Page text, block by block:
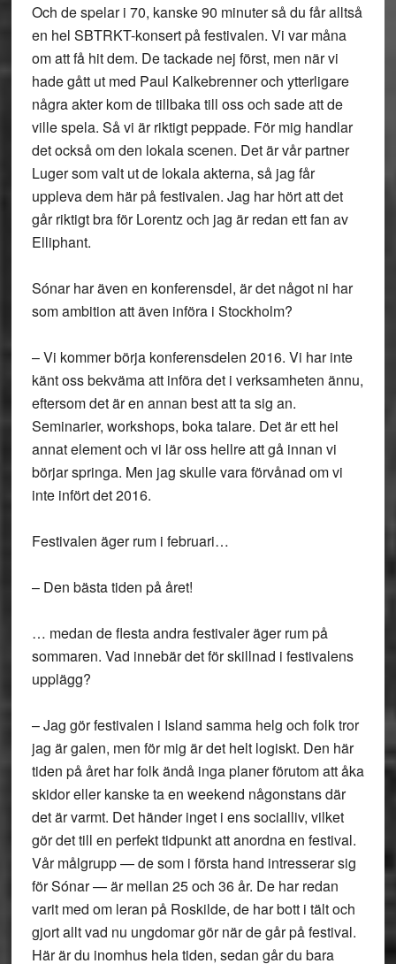
Och de spelar i 70, kanske 90 minuter så du får alltså
en hel SBTRKT-konsert på festivalen. Vi var måna
om att få hit dem. De tackade nej först, men när vi
hade gått ut med Paul Kalkebrenner och ytterligare
några akter kom de tillbaka till oss och sade att de
ville spela. Så vi är riktigt peppade. För mig handlar
det också om den lokala scenen. Det är vår partner
Luger som valt ut de lokala akterna, så jag får
uppleva dem här på festivalen. Jag har hört att det
går riktigt bra för Lorentz och jag är redan ett fan av
Elliphant.
Sónar har även en konferensdel, är det något ni har
som ambition att även införa i Stockholm?
– Vi kommer börja konferensdelen 2016. Vi har inte
känt oss bekväma att införa det i verksamheten ännu,
eftersom det är en annan best att ta sig an.
Seminarier, workshops, boka talare. Det är ett hel
annat element och vi lär oss hellre att gå innan vi
börjar springa. Men jag skulle vara förvånad om vi
inte infört det 2016.
Festivalen äger rum i februari…
– Den bästa tiden på året!
… medan de flesta andra festivaler äger rum på
sommaren. Vad innebär det för skillnad i festivalens
upplägg?
– Jag gör festivalen i Island samma helg och folk tror
jag är galen, men för mig är det helt logiskt. Den här
tiden på året har folk ändå inga planer förutom att åka
skidor eller kanske ta en weekend någonstans där
det är varmt. Det händer inget i ens socialliv, vilket
gör det till en perfekt tidpunkt att anordna en festival.
Vår målgrupp — de som i första hand intresserar sig
för Sónar — är mellan 25 och 36 år. De har redan
varit med om leran på Roskilde, de har bott i tält och
gjort allt vad nu ungdomar gör när de går på festival.
Här är du inomhus hela tiden, sedan går du bara